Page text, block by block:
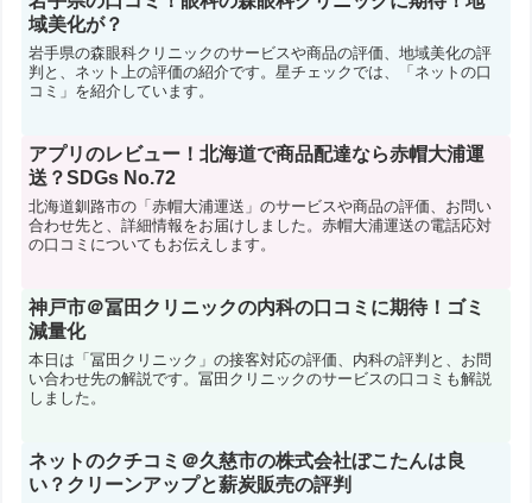
域美化が？
岩手県の森眼科クリニックのサービスや商品の評価、地域美化の評
判と、ネット上の評価の紹介です。星チェックでは、「ネットの口
コミ」を紹介しています。
アプリのレビュー！北海道で商品配達なら赤帽大浦運
送？SDGs No.72
北海道釧路市の「赤帽大浦運送」のサービスや商品の評価、お問い
合わせ先と、詳細情報をお届けしました。赤帽大浦運送の電話応対
の口コミについてもお伝えします。
神戸市＠冨田クリニックの内科の口コミに期待！ゴミ
減量化
本日は「冨田クリニック」の接客対応の評価、内科の評判と、お問
い合わせ先の解説です。冨田クリニックのサービスの口コミも解説
しました。
ネットのクチコミ＠久慈市の株式会社ぼこたんは良
い？クリーンアップと薪炭販売の評判